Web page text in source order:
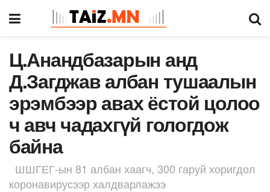
Ц.Анандбазарын анд
Д.Загджав албан тушаалын
эрэмбээр авах ёстой цолоо
ч авч чадахгүй гологдож
байна
ШШГЕГ-ын 81 албан хаагч, 300 гаруй хоригдол
коронавирусээр халдварлажээ